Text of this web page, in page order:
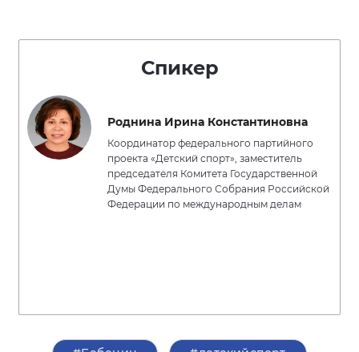
Спикер
Роднина Ирина Константиновна
Координатор федерального партийного
проекта «Детский спорт», заместитель
председателя Комитета Государственной
Думы Федерального Собрания Российской
Федерации по международным делам